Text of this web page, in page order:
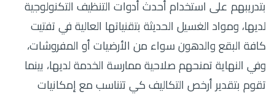
بتدريبهم على استخدام أحدث أدوات التنظيف التكنولوجية
لديها، ومواد الغسيل الحديثة بتقنياتها العالية في تفتيت
كافة البقع والدهون سواء من الأرضيات أو المفروشات،
وفي النهاية تمنحهم صلاحية ممارسة الخدمة لديها، بينما
تقوم بتقدير أرخص التكاليف كي تتناسب مع إمكانيات